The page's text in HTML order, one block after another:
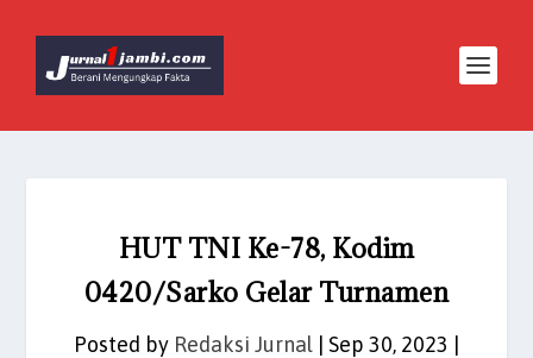
HUT TNI Ke-78, Kodim
0420/Sarko Gelar Turnamen
Posted by Redaksi Jurnal Sep 30, 2023